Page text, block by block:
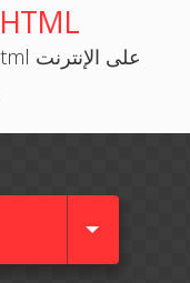
محول CGM إلى HTML